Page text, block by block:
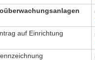
auf Einrichtung